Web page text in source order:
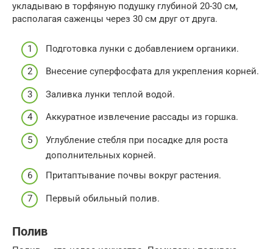
укладываю в торфяную подушку глубиной 20-30 см,
располагая саженцы через 30 см друг от друга.
Подготовка лунки с добавлением органики.
Внесение суперфосфата для укрепления корней.
Заливка лунки теплой водой.
Аккуратное извлечение рассады из горшка.
Углубление стебля при посадке для роста
дополнительных корней.
Притаптывание почвы вокруг растения.
Первый обильный полив.
Полив